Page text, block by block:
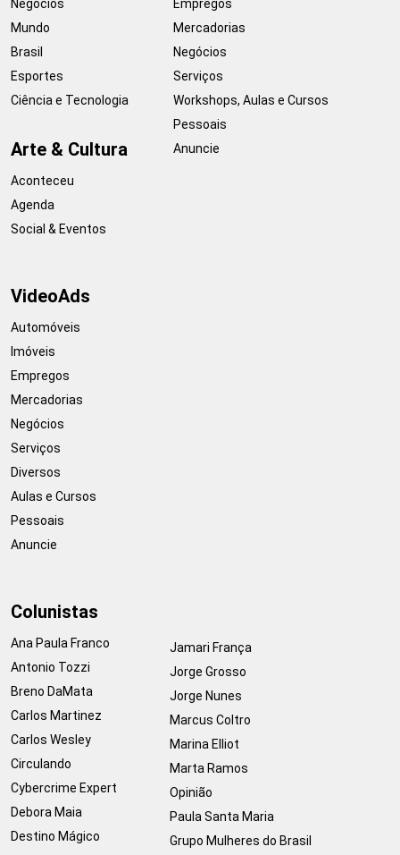
Negócios
Mundo
Brasil
Esportes
Ciência e Tecnologia
Arte & Cultura
Aconteceu
Agenda
Social & Eventos
Empregos
Mercadorias
Negócios
Serviços
Workshops, Aulas e Cursos
Pessoais
Anuncie
VideoAds
Automóveis
Imóveis
Empregos
Mercadorias
Negócios
Serviços
Diversos
Aulas e Cursos
Pessoais
Anuncie
Colunistas
Ana Paula Franco
Antonio Tozzi
Breno DaMata
Carlos Martinez
Carlos Wesley
Circulando
Cybercrime Expert
Debora Maia
Destino Mágico
Jamari França
Jorge Grosso
Jorge Nunes
Marcus Coltro
Marina Elliot
Marta Ramos
Opinião
Paula Santa Maria
Grupo Mulheres do Brasil